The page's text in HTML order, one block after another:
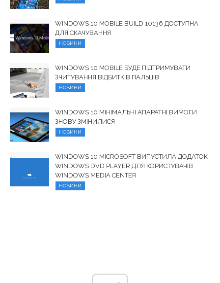
WINDOWS 10 MOBILE BUILD 10136 ДОСТУПНА
ДЛЯ СКАЧУВАННЯ
НОВИНИ
WINDOWS 10 MOBILE БУДЕ ПІДТРИМУВАТИ
ЗЧИТУВАННЯ ВІДБИТКІВ ПАЛЬЦІВ
НОВИНИ
WINDOWS 10 МІНІМАЛЬНІ АПАРАТНІ ВИМОГИ
ЗНОВУ ЗМІНИЛИСЯ
НОВИНИ
WINDOWS 10 MICROSOFT ВИПУСТИЛА ДОДАТОК
WINDOWS DVD PLAYER ДЛЯ КОРИСТУВАЧІВ
WINDOWS MEDIA CENTER
НОВИНИ